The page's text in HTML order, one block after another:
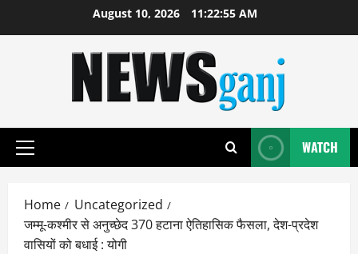
August 10, 2026 11:22:56 AM
Primary
WATCH
Home
Uncategorized
जम्मू-कश्मीर से अनुच्छेद 370 हटाना ऐतिहासिक फैसला, देश-प्रदेश
वासियों को बधाई : योगी